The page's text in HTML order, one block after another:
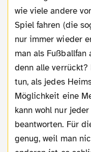
wie viele andere
Spiel fahren (die
nur immer wieder
man als
denn alle
tun, als jedes
Möglichkeit eine
kann wohl nur
beantworten. Für
genug, weil man